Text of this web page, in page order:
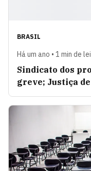
BRASIL
Há um ano • 1 min de
Sindicato dos
greve; Justiça